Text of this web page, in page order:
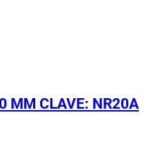
MM CLAVE: NR20A